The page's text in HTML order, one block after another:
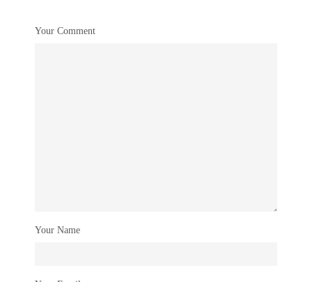
Your Comment
Your Name